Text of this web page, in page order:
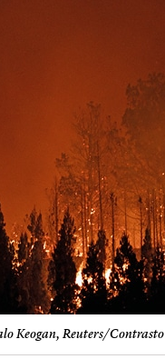
Keogan, Reuters/Contrasto